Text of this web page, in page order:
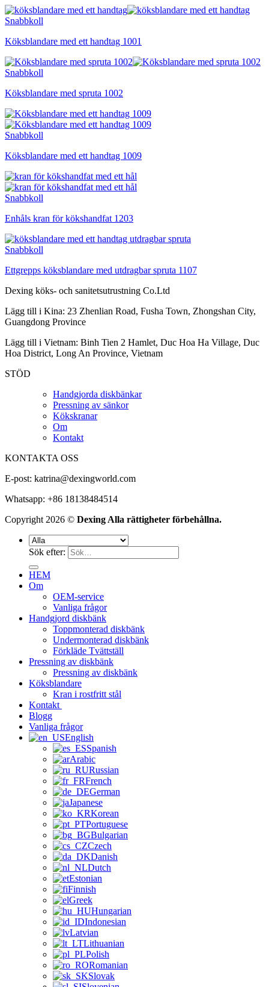
Snabbkoll
Köksblandare med ett handtag 1001
Snabbkoll
Köksblandare med spruta 1002
Snabbkoll
Köksblandare med ett handtag 1009
Snabbkoll
Enhåls kran för kökshandfat 1203
Snabbkoll
Ettgrepps köksblandare med utdragbar spruta 1107
Dexing köks- och sanitetsutrustning Co.Ltd
Lägg till i Kina: 23 Zhenlian Road, Fusha Town, Zhongshan City,
Guangdong Province
Lägg till i Vietnam: Binh Tien 2 Hamlet, Duc Hoa Ha Village, Duc
Hoa District, Long An Province, Vietnam
STÖD
Handgjorda diskbänkar
Pressning av sänkor
Kökskranar
Om
Kontakt
KONTAKTA OSS
E-post: katrina@dexingworld.com
Whatsapp: +86 18138484514
Copyright 2026 © Dexing Alla rättigheter förbehållna.
Sök efter:
HEM
Om
OEM-service
Vanliga frågor
Handgjord diskbänk
Toppmonterad diskbänk
Undermonterad diskbänk
Förkläde Tvättställ
Pressning av diskbänk
Pressning av diskbänk
Köksblandare
Kran i rostfritt stål
Kontakt
Blogg
Vanliga frågor
English
Spanish
Arabic
Russian
French
German
Japanese
Korean
Portuguese
Bulgarian
Czech
Danish
Dutch
Estonian
Finnish
Greek
Hungarian
Indonesian
Latvian
Lithuanian
Polish
Romanian
Slovak